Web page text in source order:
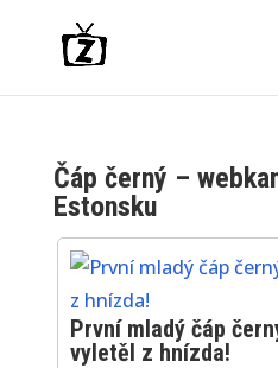
Čáp černý –
Estonsku
První mladý čáp
vyletěl z hnízda!